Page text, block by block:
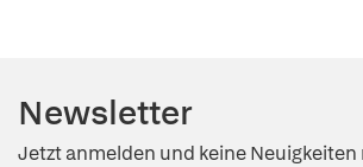
Newsletter
Jetzt anmelden und keine